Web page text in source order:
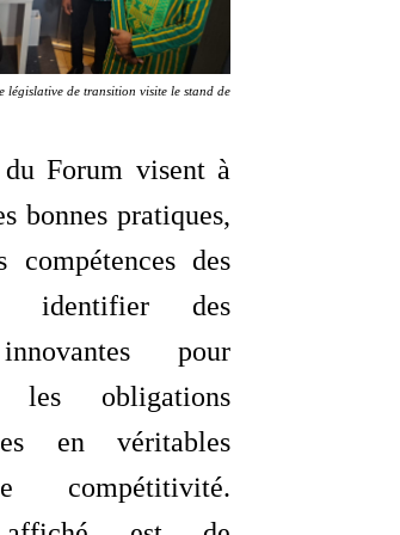
législative de transition visite le stand de
Forum visent à
bonnes pratiques,
compétences des
identifier des
pour
les obligations
en véritables
compétitivité.